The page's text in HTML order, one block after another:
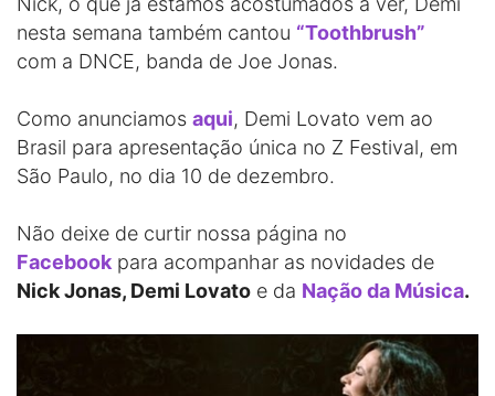
nesta semana também cantou “Toothbrush”
com a DNCE, banda de Joe Jonas.
Como anunciamos aqui, Demi Lovato vem ao
Brasil para apresentação única no Z Festival, em
São Paulo, no dia 10 de dezembro.
Não deixe de curtir nossa página no
Facebook para acompanhar as novidades de
Nick Jonas, Demi Lovato e da Nação da Música.